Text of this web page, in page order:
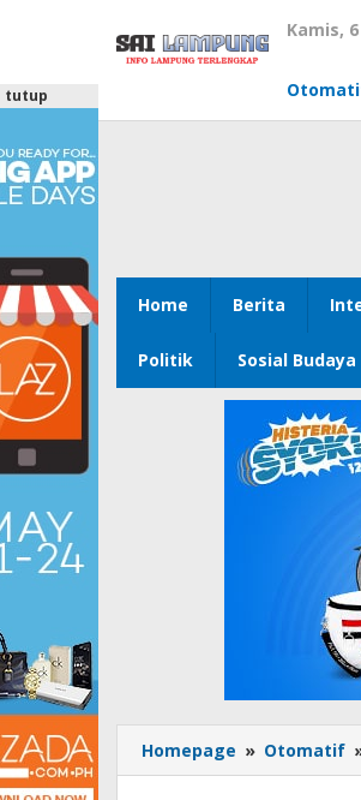
Kamis,
Home Berita
Politik Sosial Budaya
tutup
Homepage » Otomatif